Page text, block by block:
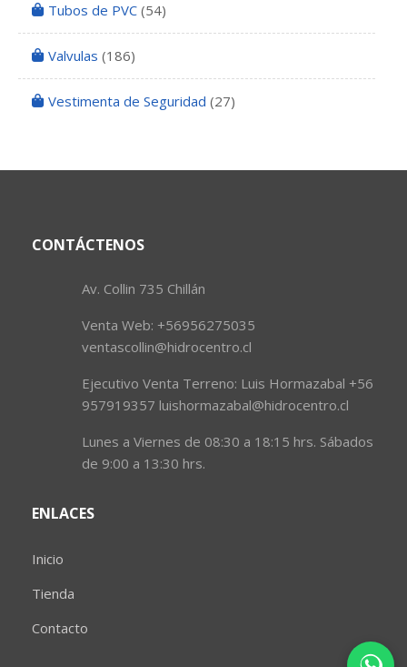
Tubos de PVC (54)
Valvulas (186)
Vestimenta de Seguridad (27)
CONTÁCTENOS
Av. Collin 735 Chillán
Venta Web: +56956275035
ventascollin@hidrocentro.cl
Ejecutivo Venta Terreno: Luis Hormazabal +56
957919357 luishormazabal@hidrocentro.cl
Lunes a Viernes de 08:30 a 18:15 hrs. Sábados
de 9:00 a 13:30 hrs.
ENLACES
Inicio
Tienda
Contacto